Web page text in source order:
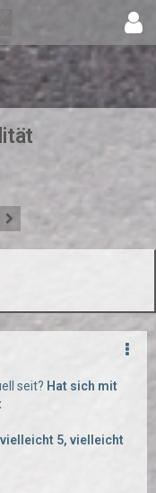
seit? Hat sich mit
vielleicht 5, vielleicht